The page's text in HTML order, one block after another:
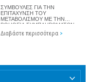
ΣΥΜΒΟΥΛΕΣ ΓΙΑ ΤΗΝ
ΕΠΙΤΑΧΥΝΣΗ ΤΟΥ
ΜΕΤΑΒΟΛΙΣΜΟΥ ΜΕ ΤΗΝ
ΒΟΗΘΕΙΑ ΣΥΜΠΛΗΡΩΜΑΤΩΝ
ΔΙΑΤΟΦΗΣ
Διαβάστε περισσότερα >